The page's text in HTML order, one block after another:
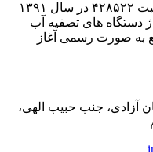
شرکت هولیوان صنعت آریا به شماره ثبت ۴۲۸۵۲۲ در سال ۱۳۹۱
دستگاه های تصفیه آب
به صورت رسمی آغاز
آزادی، جنب حبیب الهی،